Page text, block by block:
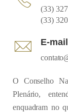
(33)
(33)
E-mail
O Conselho
Plenário,
enquadram no